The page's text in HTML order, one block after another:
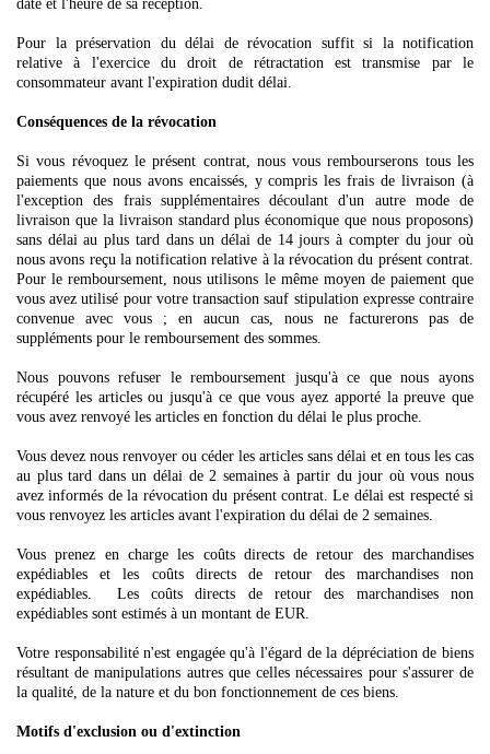
date et l'heure de sa réception.
Pour la préservation du délai de révocation suffit si la notification
relative à l'exercice du droit de rétractation est transmise par le
consommateur avant l'expiration dudit délai.
Conséquences de la révocation
Si vous révoquez le présent contrat, nous vous rembourserons tous les
paiements que nous avons encaissés, y compris les frais de livraison (à
l'exception des frais supplémentaires découlant d'un autre mode de
livraison que la livraison standard plus économique que nous proposons)
sans délai au plus tard dans un délai de 14 jours à compter du jour où
nous avons reçu la notification relative à la révocation du présent contrat.
Pour le remboursement, nous utilisons le même moyen de paiement que
vous avez utilisé pour votre transaction sauf stipulation expresse contraire
convenue avec vous ; en aucun cas, nous ne facturerons pas de
suppléments pour le remboursement des sommes.
Nous pouvons refuser le remboursement jusqu'à ce que nous ayons
récupéré les articles ou jusqu'à ce que vous ayez apporté la preuve que
vous avez renvoyé les articles en fonction du délai le plus proche.
Vous devez nous renvoyer ou céder les articles sans délai et en tous les cas
au plus tard dans un délai de 2 semaines à partir du jour où vous nous
avez informés de la révocation du présent contrat. Le délai est respecté si
vous renvoyez les articles avant l'expiration du délai de 2 semaines.
Vous prenez en charge les coûts directs de retour des marchandises
expédiables et les coûts directs de retour des marchandises non
expédiables.
Les coûts directs de retour des marchandises non
expédiables sont estimés à un montant de EUR.
Votre responsabilité n'est engagée qu'à l'égard de la dépréciation de biens
résultant de manipulations autres que celles nécessaires pour s'assurer de
la qualité, de la nature et du bon fonctionnement de ces biens.
Motifs d'exclusion ou d'extinction